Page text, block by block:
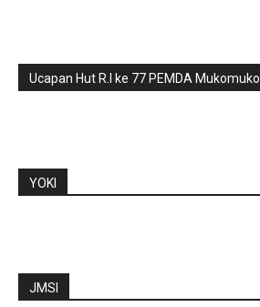
Ucapan Hut R.I ke 77 PEMDA Mukomuko
YOKI
JMSI